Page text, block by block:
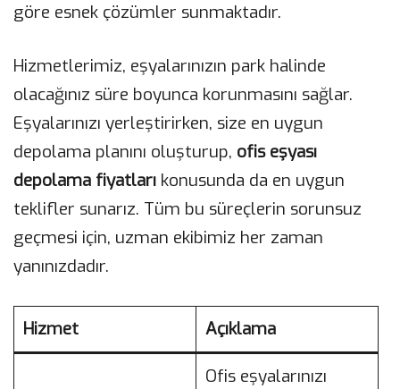
göre esnek çözümler sunmaktadır.
Hizmetlerimiz, eşyalarınızın park halinde
olacağınız süre boyunca korunmasını sağlar.
Eşyalarınızı yerleştirirken, size en uygun
depolama planını oluşturup, ofis eşyası
depolama fiyatları konusunda da en uygun
teklifler sunarız. Tüm bu süreçlerin sorunsuz
geçmesi için, uzman ekibimiz her zaman
yanınızdadır.
Hizmet Açıklama
Ofis eşyalarınızı